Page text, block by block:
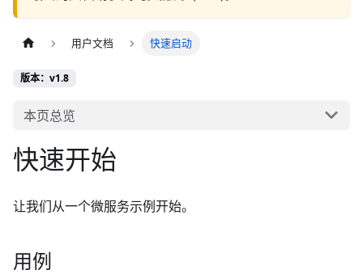
用户文档 快速启动
版本：v1.8
本页总览
快速开始
让我们从一个微服务示例开始。
用例